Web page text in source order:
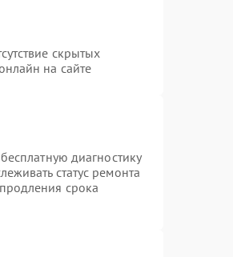
скрытых
на сайте
диагностику
статус ремонта
срока